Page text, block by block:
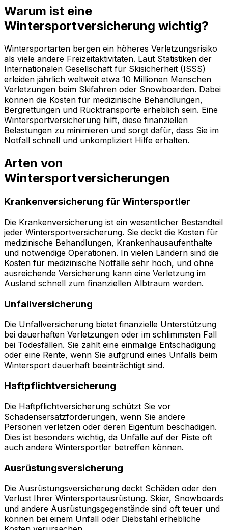
Warum ist eine
Wintersportversicherung wichtig?
Wintersportarten bergen ein höheres Verletzungsrisiko
als viele andere Freizeitaktivitäten. Laut Statistiken der
Internationalen Gesellschaft für Skisicherheit (ISSS)
erleiden jährlich weltweit etwa 10 Millionen Menschen
Verletzungen beim Skifahren oder Snowboarden. Dabei
können die Kosten für medizinische Behandlungen,
Bergrettungen und Rücktransporte erheblich sein. Eine
Wintersportversicherung hilft, diese finanziellen
Belastungen zu minimieren und sorgt dafür, dass Sie im
Notfall schnell und unkompliziert Hilfe erhalten.
Arten von
Wintersportversicherungen
Krankenversicherung für Wintersportler
Die Krankenversicherung ist ein wesentlicher Bestandteil
jeder Wintersportversicherung. Sie deckt die Kosten für
medizinische Behandlungen, Krankenhausaufenthalte
und notwendige Operationen. In vielen Ländern sind die
Kosten für medizinische Notfälle sehr hoch, und ohne
ausreichende Versicherung kann eine Verletzung im
Ausland schnell zum finanziellen Albtraum werden.
Unfallversicherung
Die Unfallversicherung bietet finanzielle Unterstützung
bei dauerhaften Verletzungen oder im schlimmsten Fall
bei Todesfällen. Sie zahlt eine einmalige Entschädigung
oder eine Rente, wenn Sie aufgrund eines Unfalls beim
Wintersport dauerhaft beeinträchtigt sind.
Haftpflichtversicherung
Die Haftpflichtversicherung schützt Sie vor
Schadensersatzforderungen, wenn Sie andere
Personen verletzen oder deren Eigentum beschädigen.
Dies ist besonders wichtig, da Unfälle auf der Piste oft
auch andere Wintersportler betreffen können.
Ausrüstungsversicherung
Die Ausrüstungsversicherung deckt Schäden oder den
Verlust Ihrer Wintersportausrüstung. Skier, Snowboards
und andere Ausrüstungsgegenstände sind oft teuer und
können bei einem Unfall oder Diebstahl erhebliche